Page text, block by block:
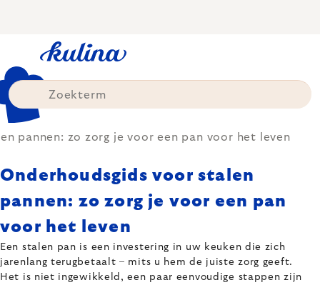
pannen: zo zorg je voor een pan voor het leven
Onderhoudsgids voor stalen
pannen: zo zorg je voor een pan
voor het leven
Een stalen pan is een investering in uw keuken die zich
jarenlang terugbetaalt – mits u hem de juiste zorg geeft.
Het is niet ingewikkeld, een paar eenvoudige stappen zijn